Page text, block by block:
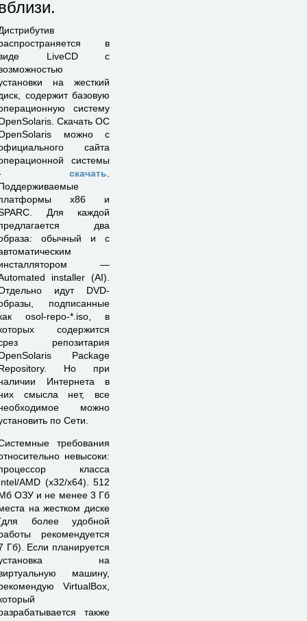
в
LiveCD с
на жесткий
содержит базовую
систему
Скачать ОС
можно с
сайта
системы
скачать
х86 и
Для каждой
два
обычный и с
—
installer (AI).
идут DVD-
подписанные
osol-repo-*.iso, в
содержится
репозитария
Package
Но при
Интернета в
смысла нет, все
можно
по Сети.
требования
невысоки:
класса
AMD (x32/x64). 512
ОЗУ и не менее 3 Гб
на жестком диске
более удобной
рекомендуется
Гб). Если планируется
на
машину,
VirtualBox,
также